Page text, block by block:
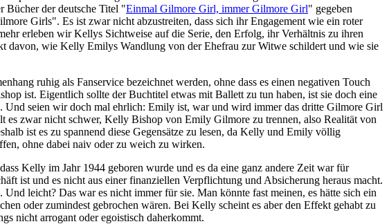
Bücher der deutsche Titel "Einmal Gilmore Girl, immer Gilmore Girl" gegeben
Girls". Es ist zwar nicht abzustreiten, dass sich ihr Engagement wie ein roter
erleben wir Kellys Sichtweise auf die Serie, den Erfolg, ihr Verhältnis zu ihren
davon, wie Kelly Emilys Wandlung von der Ehefrau zur Witwe schildert und wie sie
ruhig als Fanservice bezeichnet werden, ohne dass es einen negativen Touch
ist. Eigentlich sollte der Buchtitel etwas mit Ballett zu tun haben, ist sie doch eine
Und seien wir doch mal ehrlich: Emily ist, war und wird immer das dritte Gilmore Girl
es zwar nicht schwer, Kelly Bishop von Emily Gilmore zu trennen, also Realität von
ist es zu spannend diese Gegensätze zu lesen, da Kelly und Emily völlig
ohne dabei naiv oder zu weich zu wirken.
Kelly im Jahr 1944 geboren wurde und es da eine ganz andere Zeit war für
ist und es nicht aus einer finanziellen Verpflichtung und Absicherung heraus macht.
leicht? Das war es nicht immer für sie. Man könnte fast meinen, es hätte sich ein
oder zumindest gebrochen wären. Bei Kelly scheint es aber den Effekt gehabt zu
nicht arrogant oder egoistisch daherkommt.